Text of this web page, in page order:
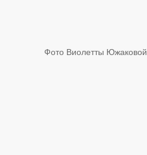
Фото Виолетты Южаковой